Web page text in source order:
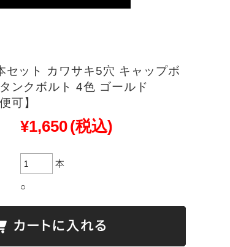
セット カワサキ5穴 キャップボ
ンクボルト 4色 ゴールド
可】
¥1,650(税込)
本
○